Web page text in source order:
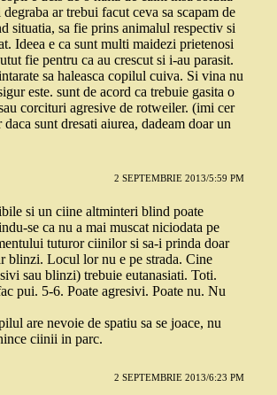
ar trebui facut ceva sa scapam de
situatia, sa fie prins animalul respectiv si
Ideea e ca sunt multi maidezi prietenosi
fie pentru ca au crescut si i-au parasit.
sa haleasca copilul cuiva. Si vina nu
este. sunt de acord ca trebuie gasita o
corcituri agresive de rotweiler. (imi cer
sunt dresati aiurea, dadeam doar un
2 SEPTEMBRIE 2013/5:59 PM
si un ciine altminteri blind poate
se ca nu a mai muscat niciodata pe
tuturor ciinilor si sa-i prinda doar
blinzi. Locul lor nu e pe strada. Cine
sau blinzi) trebuie eutanasiati. Toti.
pui. 5-6. Poate agresivi. Poate nu. Nu
are nevoie de spatiu sa se joace, nu
ciinii in parc.
2 SEPTEMBRIE 2013/6:23 PM